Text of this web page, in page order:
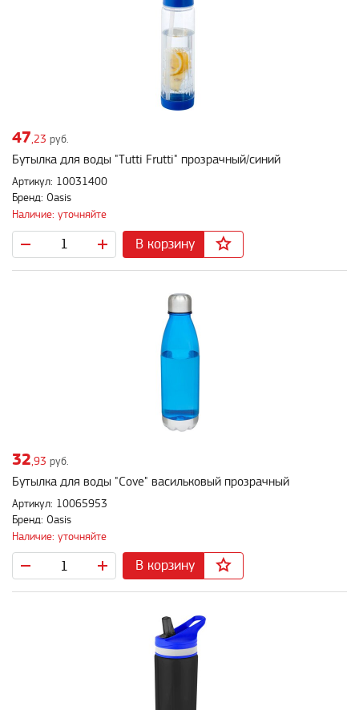
47,23 руб.
Бутылка для воды "Tutti Frutti" прозрачный/синий
Артикул: 10031400
Бренд: Oasis
Наличие: уточняйте
В корзину
32 ,93 руб.
Бутылка для воды "Cove" васильковый прозрачный
Артикул: 10065953
Бренд: Oasis
Наличие: уточняйте
В корзину